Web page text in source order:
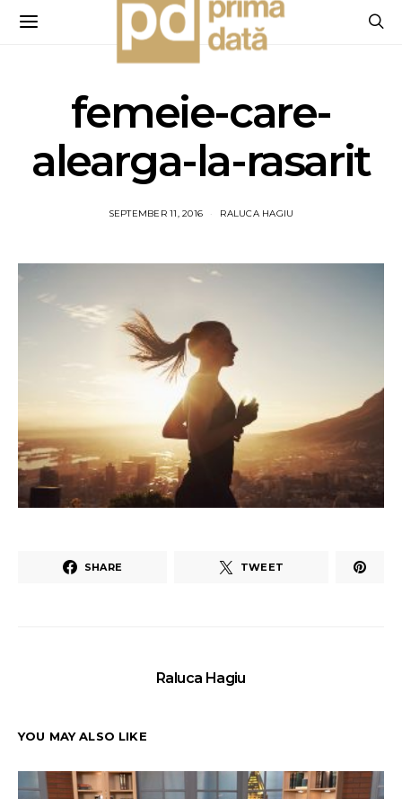
femeie-care-
alearga-la-rasarit
SEPTEMBER 11, 2016 RALUCA HAGIU
SHARE TWEET
Raluca Hagiu
YOU MAY ALSO LIKE